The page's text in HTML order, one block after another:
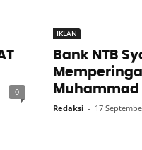
0
IKLAN
Bank NTB
Muhammad
Redaksi - 17